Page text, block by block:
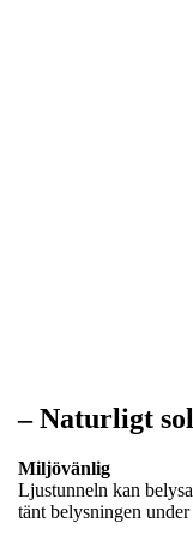
– Naturligt
Miljövänlig
Ljustunneln kan
tänt belysningen